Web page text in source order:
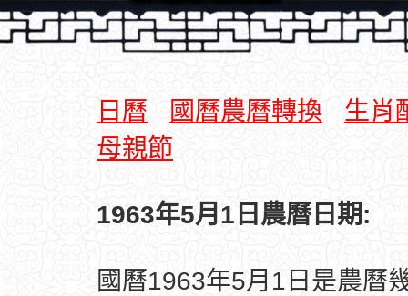
日曆 國曆農曆轉換
生肖
母親節
1963年5月1日農曆日期:
國曆1963年5月1日是農曆